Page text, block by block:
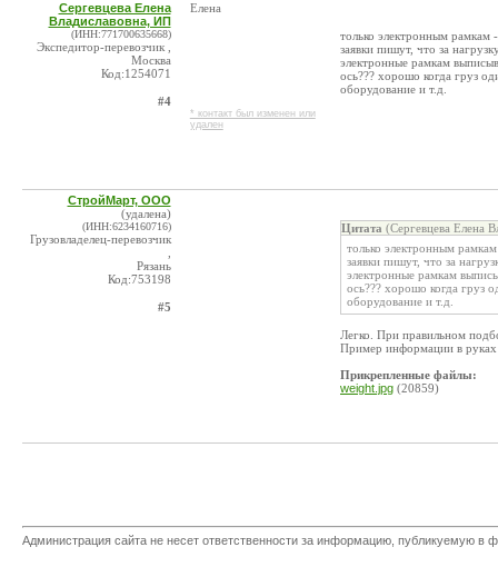
Сергевцева Елена
Владиславовна, ИП
(ИНН:771700635668)
Экспедитор-перевозчик ,
Москва
Код:1254071
#4
Елена
* контакт был изменен или
удален
только электронным рамкам
заявки пишут, что за
электронные рамкам
ось??? хорошо когда груз
оборудование и т.д.
СтройМарт, ООО
(удалена)
(ИНН:6234160716)
Грузовладелец-перевозчик
Рязань
Код:753198
#5
Цитата (Сергевцева Елена
только электронным
заявки пишут, что за
электронные рамкам
ось??? хорошо когда груз
оборудование и т.д.
Легко. При правильном
Пример информации в руках
Прикрепленные файлы:
weight.jpg (20859)
Администрация сайта не несет ответственности за информацию, публикуемую